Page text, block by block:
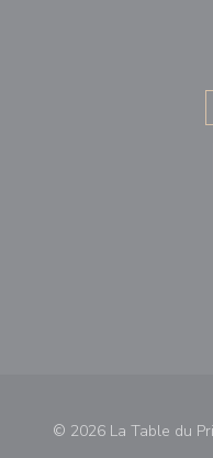
© 2026 La Table du